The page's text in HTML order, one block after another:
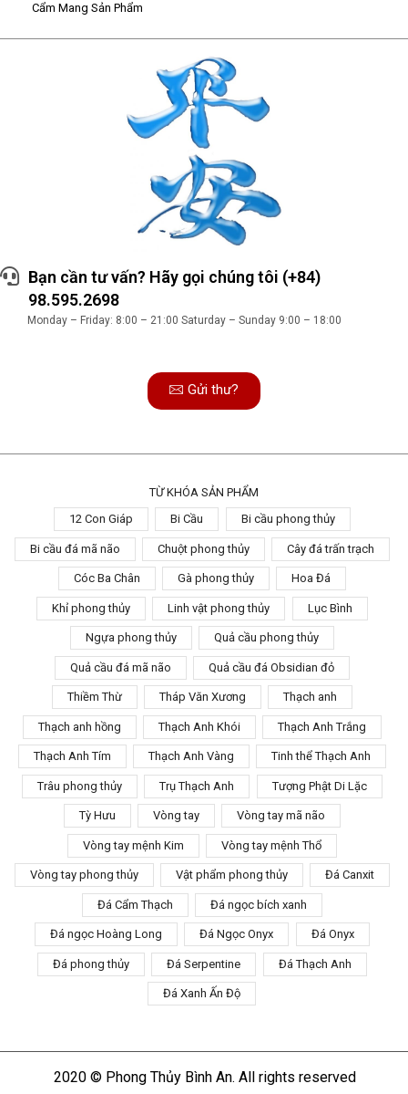
Cẩm Mang Sản Phẩm
Bạn cần tư vấn? Hãy gọi chúng tôi (+84)
98.595.2698
Monday – Friday: 8:00 – 21:00 Saturday – Sunday 9:00 – 18:00
Gửi thư?
TỪ KHÓA SẢN PHẨM
12 Con Giáp
Bi Cầu Bi cầu phong thủy
Bi cầu đá mã não Chuột phong thủy Cây đá trấn trạch
Cóc Ba Chân Gà phong thủy Hoa Đá
Khỉ phong thủy Linh vật phong thủy Lục Bình
Ngựa phong thủy Quả cầu phong thủy
Quả cầu đá mã não Quả cầu đá Obsidian đỏ
Thiềm Thừ Tháp Văn Xương Thạch anh
Thạch anh hồng Thạch Anh Khói Thạch Anh Trắng
Thạch Anh Tím Thạch Anh Vàng Tinh thể Thạch Anh
Trâu phong thủy Trụ Thạch Anh Tượng Phật Di Lặc
Tỳ Hưu Vòng tay Vòng tay mã não
Vòng tay mệnh Kim Vòng tay mệnh Thổ
Vòng tay phong thủy Vật phẩm phong thủy Đá Canxit
Đá Cẩm Thạch Đá ngọc bích xanh
Đá ngọc Hoàng Long Đá Ngọc Onyx Đá Onyx
Đá phong thủy Đá Serpentine Đá Thạch Anh
Đá Xanh Ấn Độ
2020 © Phong Thủy Bình An. All rights reserved